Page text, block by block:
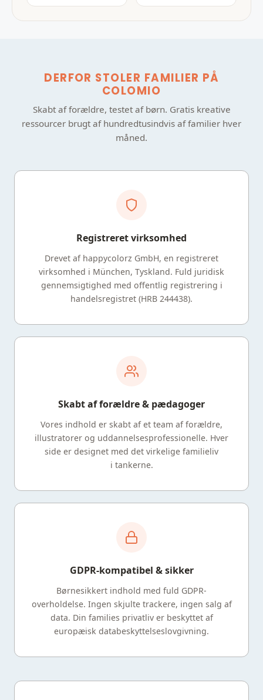
DERFOR STOLER FAMILIER PÅ
COLOMIO
Skabt af forældre, testet af børn. Gratis kreative
ressourcer brugt af hundredtusindvis af familier hver
måned.
Registreret virksomhed
Drevet af happycolorz GmbH, en registreret
virksomhed i München, Tyskland. Fuld juridisk
gennemsigtighed med offentlig registrering i
handelsregistret (HRB 244438).
Skabt af forældre & pædagoger
Vores indhold er skabt af et team af forældre,
illustratorer og uddannelsesprofessionelle. Hver
side er designet med det virkelige familieliv
i tankerne.
GDPR-kompatibel & sikker
Børnesikkert indhold med fuld GDPR-
overholdelse. Ingen skjulte trackere, ingen salg af
data. Din families privatliv er beskyttet af
europæisk databeskyttelseslovgivning.